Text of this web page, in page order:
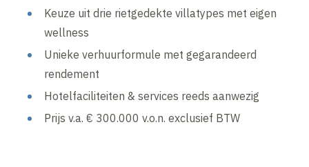
Keuze uit drie rietgedekte villatypes met eigen
wellness
Unieke verhuurformule met gegarandeerd
rendement
Hotelfaciliteiten & services reeds aanwezig
Prijs v.a. € 300.000 v.o.n. exclusief BTW